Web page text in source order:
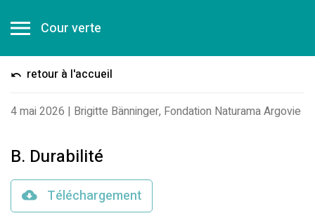
Cour verte
retour à l'accueil
4 mai 2026 | Brigitte Bänninger, Fondation Naturama Argovie
B. Durabilité
Téléchargement